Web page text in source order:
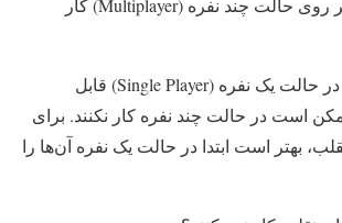
آیا کدهای تقلب بر روی حالت چند نفره (Multiplayer) کار
بیشتر کدهای تقلب در حالت یک نفره (Single Player) قابل
است در حالت چند نفره کار نکنند. برای
بهتر است ابتدا در حالت یک نفره آن‌ها را